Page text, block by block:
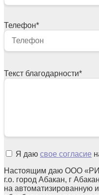
Телефон*
Текст благодарности*
Я даю свое согласие
Настоящим даю ООО
г.о. город Абакан, г
на автоматизированную